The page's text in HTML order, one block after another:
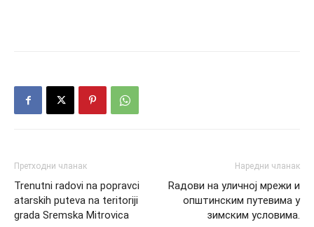
Претходни чланак
Trenutni radovi na popravci
atarskih puteva na teritoriji
grada Sremska Mitrovica
Наредни чланак
Rадови на уличној мрежи и
општинским путевима у
зимским условима.